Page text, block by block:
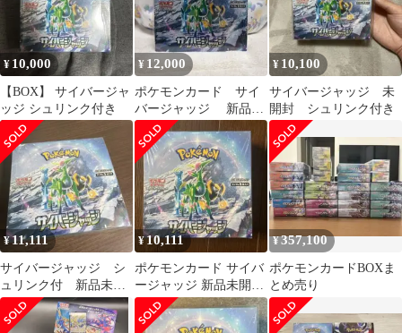
¥ 10,000
【BOX】 サイバージャ
ッジ シュリンク付き
¥ 12,000
ポケモンカード サイ
バージャッジ 新品未
使用 box シュリンク付
き
¥ 10,100
サイバージャッジ 未
開封 シュリンク付き
¥11,111
サイバージャッジ シ
ュリンク付 新品未開
封 1ボックス ポケモ
ンカード
¥10,111
ポケモンカード サイバ
ージャッジ 新品未開封
1BOX シュリンク付き
¥357,100
ポケモンカードBOXま
とめ売り